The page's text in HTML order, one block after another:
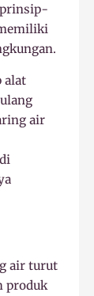
alat
air
air turut
produk